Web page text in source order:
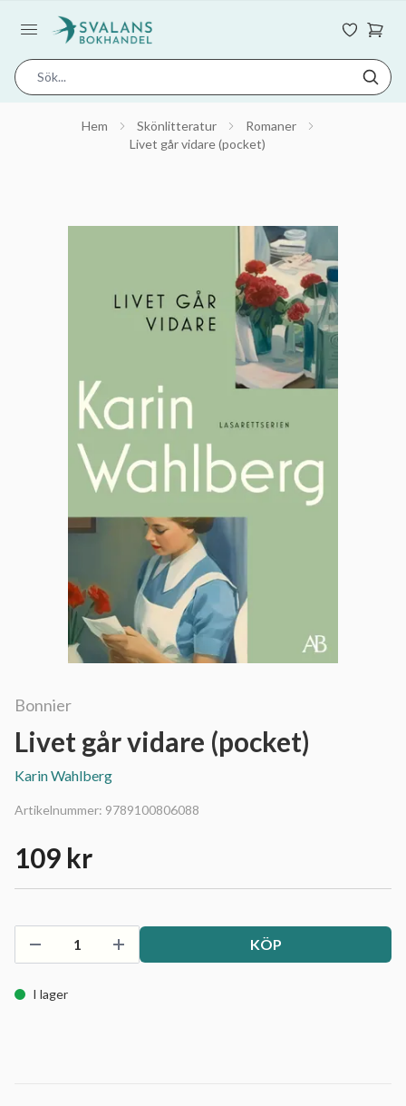
Hem Skönlitteratur
Romaner
Livet går vidare (pocket)
Bonnier
Livet går vidare (pocket)
Karin Wahlberg
Artikelnummer: 9789100806088
109 kr
KÖP
I lager